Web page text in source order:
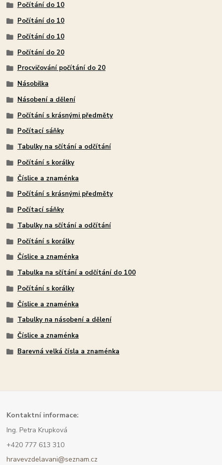
Počítání do 10
Počítání do 10
Počítání do 10
Počítání do 20
Procvičování počítání do 20
Násobilka
Násobení a dělení
Počítání s krásnými předměty
Počítací sáňky
Tabulky na sčítání a odčítání
Počítání s korálky
Číslice a znaménka
Počítání s krásnými předměty
Počítací sáňky
Tabulky na sčítání a odčítání
Počítání s korálky
Číslice a znaménka
Tabulka na sčítání a odčítání do 100
Počítání s korálky
Číslice a znaménka
Tabulky na násobení a dělení
Číslice a znaménka
Barevná velká čísla a znaménka
Kontaktní informace:
Ing. Petra Krupková
+420 777 613 310
hravevzdelavani@seznam.cz